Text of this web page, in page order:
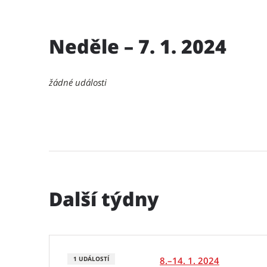
Neděle – 7. 1. 2024
žádné události
Další týdny
1 UDÁLOSTÍ 8.–14. 1. 2024